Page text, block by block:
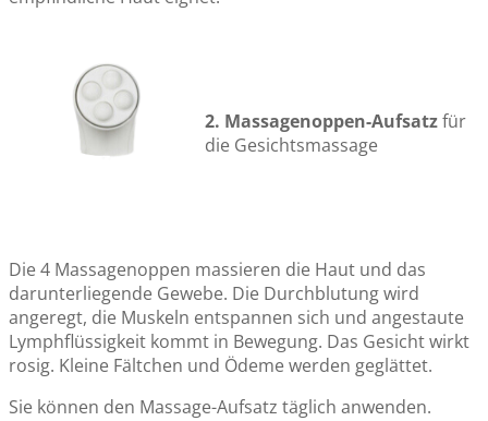
2. Massagenoppen-Aufsatzfür
die Gesichtsmassage
Die 4 Massagenoppen massieren die Haut und das
darunterliegende Gewebe. Die Durchblutung wird
angeregt, die Muskeln entspannen sich und angestaute
Lymphflüssigkeit kommt in Bewegung. Das Gesicht wirkt
rosig. Kleine Fältchen und Ödeme werden geglättet.
Sie können den Massage-Aufsatz täglich anwenden.